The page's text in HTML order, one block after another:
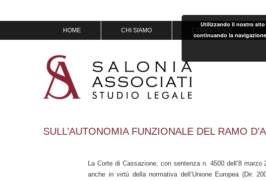
HOME CHI SIAMO
IL TEAM
OF COUNSEL
COMPETENZE
SULL’AUTONOMIA FUNZIONALE DEL RAMO
La Corte di Cassazione, con sentenza n. 4500 dell’8
anche in virtù della normativa dell’Unione Europea (Dir.
Utilizzando il nostro
continuando la